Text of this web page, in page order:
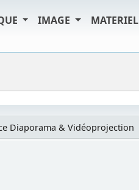
IMAGE MATERIEL
Diaporama & Vidéoprojection